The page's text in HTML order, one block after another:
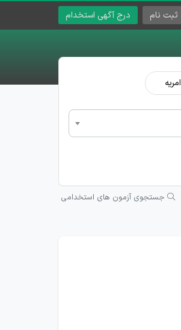
درج آگهی استخدام ثبت نام
امریه
جستجوی آزمون های استخدامی